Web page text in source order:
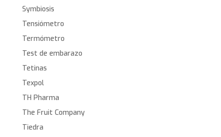
Symbiosis
Tensiómetro
Termómetro
Test de embarazo
Tetinas
Texpol
TH Pharma
The Fruit Company
Tiedra